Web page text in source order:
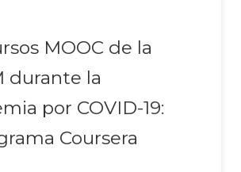
MOOC de la
durante la
por COVID-19:
Coursera